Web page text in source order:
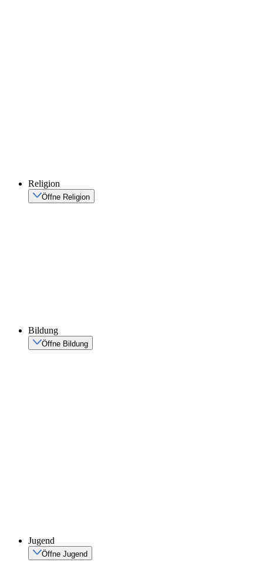
Religion
Öffne Religion
Bildung
Öffne Bildung
Jugend
Öffne Jugend